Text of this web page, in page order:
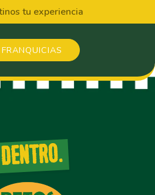
tu experiencia
FRANQUICIAS